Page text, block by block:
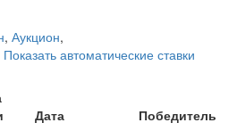
, Аукцион,
Показать автоматические ставки
Дата Победитель